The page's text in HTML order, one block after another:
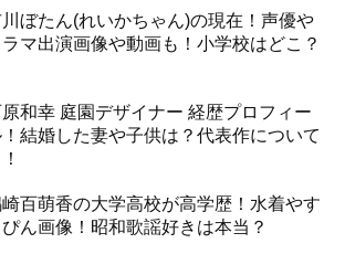
ぼたん(れいかちゃん)の現在！声優や
ラマ出演画像や動画も！小学校はどこ？
和幸 庭園デザイナー 経歴プロフィー
！結婚した妻や子供は？代表作について
百萌香の大学高校が高学歴！水着やす
ぴん画像！昭和歌謡好きは本当？